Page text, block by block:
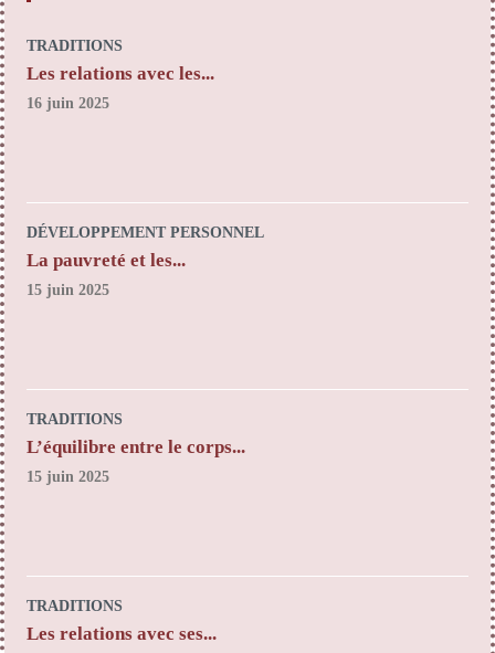
TRADITIONS
Les relations avec les...
16 juin 2025
DÉVELOPPEMENT PERSONNEL
La pauvreté et les...
15 juin 2025
TRADITIONS
L’équilibre entre le corps...
15 juin 2025
TRADITIONS
Les relations avec ses...